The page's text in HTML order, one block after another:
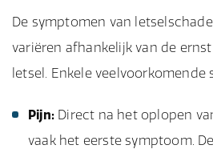
De symptomen van
variëren afhankelijk van de
letsel. Enkele veelvoorkomende
Pijn: Direct na het oplopen
vaak het eerste symptoom.